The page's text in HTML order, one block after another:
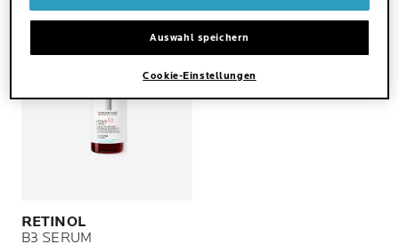
RETINOL
B3 SERUM
Auswahl speichern
Cookie-Einstellungen